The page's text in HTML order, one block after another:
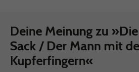
Deine Meinung zu
Sack / Der Mann mit
Kupferfingern«